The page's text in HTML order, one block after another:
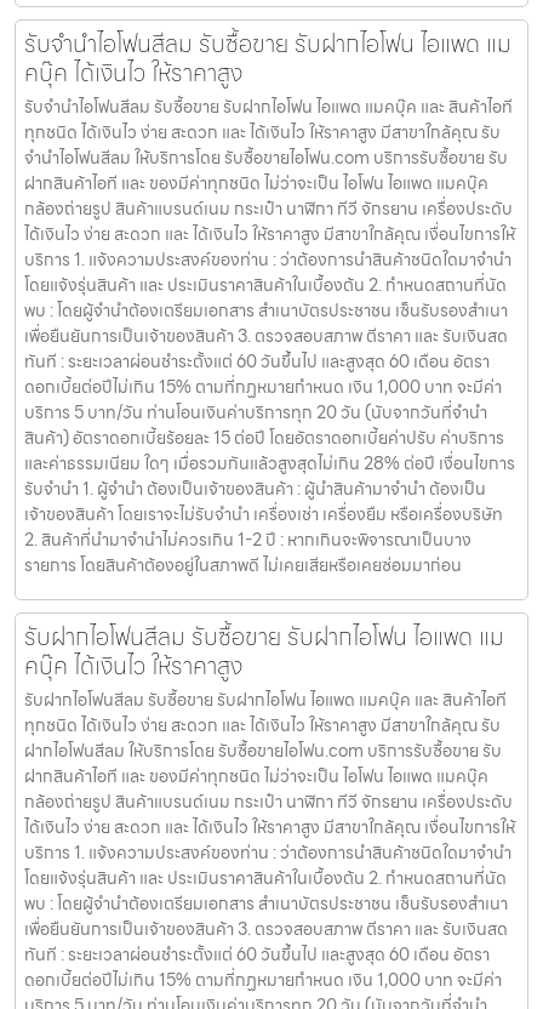
รับจำนำไอโฟนสีลม รับซื้อขาย รับฝากไอโฟน ไอแพด แม
คบุ๊ค ได้เงินไว ให้ราคาสูง
รับจำนำไอโฟนสีลม รับซื้อขาย รับฝากไอโฟน ไอแพด แมคบุ๊ค และ สินค้าไอที
ทุกชนิด ได้เงินไว ง่าย สะดวก และ ได้เงินไว ให้ราคาสูง มีสาขาใกล้คุณ รับ
จำนำไอโฟนสีลม ให้บริการโดย รับซื้อขายไอโฟน.com บริการรับซื้อขาย รับ
ฝากสินค้าไอที และ ของมีค่าทุกชนิด ไม่ว่าจะเป็น ไอโฟน ไอแพด แมคบุ๊ค
กล้องถ่ายรูป สินค้าแบรนด์เนม กระเป๋า นาฬิกา ทีวี จักรยาน เครื่องประดับ
ได้เงินไว ง่าย สะดวก และ ได้เงินไว ให้ราคาสูง มีสาขาใกล้คุณ เงื่อนไขการให้
บริการ 1. แจ้งความประสงค์ของท่าน : ว่าต้องการนำสินค้าชนิดใดมาจำนำ
โดยแจ้งรุ่นสินค้า และ ประเมินราคาสินค้าในเบื้องต้น 2. กำหนดสถานที่นัด
พบ : โดยผู้จำนำต้องเตรียมเอกสาร สำเนาบัตรประชาชน เซ็นรับรองสำเนา
เพื่อยืนยันการเป็นเจ้าของสินค้า 3. ตรวจสอบสภาพ ตีราคา และ รับเงินสด
ทันที : ระยะเวลาผ่อนชำระตั้งแต่ 60 วันขึ้นไป และสูงสุด 60 เดือน อัตรา
ดอกเบี้ยต่อปีไม่เกิน 15% ตามที่กฏหมายกำหนด เงิน 1,000 บาท จะมีค่า
บริการ 5 บาท/วัน ท่านโอนเงินค่าบริการทุก 20 วัน (นับจากวันที่จำนำ
สินค้า) อัตราดอกเบี้ยร้อยละ 15 ต่อปี โดยอัตราดอกเบี้ยค่าปรับ ค่าบริการ
และค่าธรรมเนียม ใดๆ เมื่อรวมกันแล้วสูงสุดไม่เกิน 28% ต่อปี เงื่อนไขการ
รับจำนำ 1. ผู้จำนำ ต้องเป็นเจ้าของสินค้า : ผู้นำสินค้ามาจำนำ ต้องเป็น
เจ้าของสินค้า โดยเราจะไม่รับจำนำ เครื่องเช่า เครื่องยืม หรือเครื่องบริษัท
2. สินค้าที่นำมาจำนำไม่ควรเกิน 1-2 ปี : หากเกินจะพิจารณาเป็นบาง
รายการ โดยสินค้าต้องอยู่ในสภาพดี ไม่เคยเสียหรือเคยซ่อมมาก่อน
รับฝากไอโฟนสีลม รับซื้อขาย รับฝากไอโฟน ไอแพด แม
คบุ๊ค ได้เงินไว ให้ราคาสูง
รับฝากไอโฟนสีลม รับซื้อขาย รับฝากไอโฟน ไอแพด แมคบุ๊ค และ สินค้าไอที
ทุกชนิด ได้เงินไว ง่าย สะดวก และ ได้เงินไว ให้ราคาสูง มีสาขาใกล้คุณ รับ
ฝากไอโฟนสีลม ให้บริการโดย รับซื้อขายไอโฟน.com บริการรับซื้อขาย รับ
ฝากสินค้าไอที และ ของมีค่าทุกชนิด ไม่ว่าจะเป็น ไอโฟน ไอแพด แมคบุ๊ค
กล้องถ่ายรูป สินค้าแบรนด์เนม กระเป๋า นาฬิกา ทีวี จักรยาน เครื่องประดับ
ได้เงินไว ง่าย สะดวก และ ได้เงินไว ให้ราคาสูง มีสาขาใกล้คุณ เงื่อนไขการให้
บริการ 1. แจ้งความประสงค์ของท่าน : ว่าต้องการนำสินค้าชนิดใดมาจำนำ
โดยแจ้งรุ่นสินค้า และ ประเมินราคาสินค้าในเบื้องต้น 2. กำหนดสถานที่นัด
พบ : โดยผู้จำนำต้องเตรียมเอกสาร สำเนาบัตรประชาชน เซ็นรับรองสำเนา
เพื่อยืนยันการเป็นเจ้าของสินค้า 3. ตรวจสอบสภาพ ตีราคา และ รับเงินสด
ทันที : ระยะเวลาผ่อนชำระตั้งแต่ 60 วันขึ้นไป และสูงสุด 60 เดือน อัตรา
ดอกเบี้ยต่อปีไม่เกิน 15% ตามที่กฏหมายกำหนด เงิน 1,000 บาท จะมีค่า